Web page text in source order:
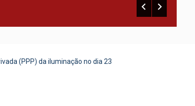
(PPP) da iluminação no dia 23